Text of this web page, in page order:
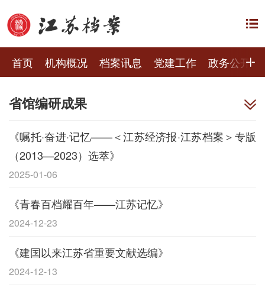
首页 机构概况 档案讯息 党建工作 政务公开
省馆编研成果
《嘱托·奋进·记忆——＜江苏经济报·江苏档案＞专版
（2013—2023）选萃》
2025-01-06
《青春百档耀百年——江苏记忆》
2024-12-23
《建国以来江苏省重要文献选编》
2024-12-13